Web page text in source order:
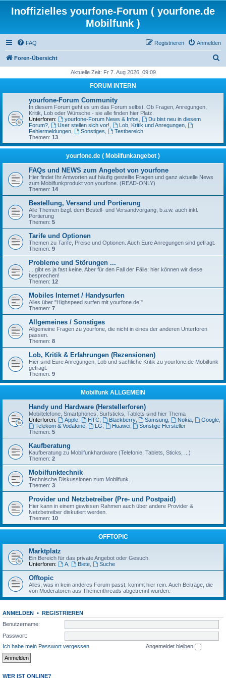
Inoffizielles yourfone-Forum ( yourfone.de
Mobilfunk )
FAQ Anmelden
Registrieren
Foren-Übersicht
h
Aktuelle Zeit: Fr 7. Aug 2026, 09:09
FORUM INTERN
yourfone-Forum Community
In diesem Forum geht es um das Forum selbst. Ob Fragen, Anregungen,
Kritik, Lob oder Wünsche - sie alle finden hier Platz.
Unterforen:
yourfone-Forum News & Infos
Du bist neu in diesem
Forum?
User stellen sich vor! Lob, Kritik und Anregungen,
Fehlermeldungen
Sonstiges
Testbereich
Themen: 13
yourfone.de ( Mobilfunkangebot )
FAQs und NEWS zum Angebot von yourfone
Hier findet Ihr Antworten auf häufig gestellte Fragen und ganz aktuelle News
zum Mobilfunkprodukt von yourfone. (READ-ONLY)
Themen: 14
Bestellung, Versand und Portierung
Alle Themen bzgl. dem Bestell- und Versandvorgang, b.a.w. auch inkl.
Portierung
Themen: 5
Tarife und Optionen
Themen zu Tarife, Preise und Optionen. Auch Eure Anregungen sind gefragt.
Themen: 9
Probleme und Störungen ...
... gibt es ja fast keine. Aber für den Fall der Fälle: hier können wir diese
besprechen!
Themen: 12
Mobiles Internet / Handysurfen
Alles über "Highspeed surfen mit yourfone.de!"
Themen: 7
Allgemeines / Sonstiges
Allgemeine Fragen zu yourfone, die nicht in eines der anderen Unterforen
passen.
Themen: 8
Lob, Kritik & Erfahrungen (Rezensionen)
Hier sind Eure Anregungen, Lob und sachliche Kritik zu yourfone.de Mobilfunk
gefragt.
Themen: 9
Mobilfunk ALLGEMEIN
Handy und Hardware (Herstellerforen)
Mobiltelefone, Smartphones, Surfsticks, Tablets sind hier Thema
Unterforen:
Apple, HTC, Blackberry, Samsung Nokia Google
Telekom & Vodafone, LG Huawei,
Sonstige Hersteller
Themen: 5
Kaufberatung
Kaufberatung zu Mobilfunkhardware (Telefonie, Tablets, Sticks, ...)
Themen: 2
Mobilfunktechnik
Technische Diskussionen zum Mobilfunk.
Themen: 3
Provider und Netzbetreiber (Pre- und Postpaid)
Hier kann in einem gewissen Rahmen auch über andere Provider &
Netzbetreiber diskutiert werden.
Themen: 10
OFFTOPIC
Marktplatz
Ein Bereich für das private Angebot oder Gesuch.
Unterforen:
A, Biete, Suche
Offtopic
Alles, was in kein anderes Forum passt, kommt hier rein. Auch Beiträge, die
von Moderatoren aus Thementhreads abgetrennt wurden.
ANMELDEN • REGISTRIEREN
Benutzername:
Passwort:
Ich habe mein Passwort vergessen
Angemeldet bleiben
WER IST ONLINE?